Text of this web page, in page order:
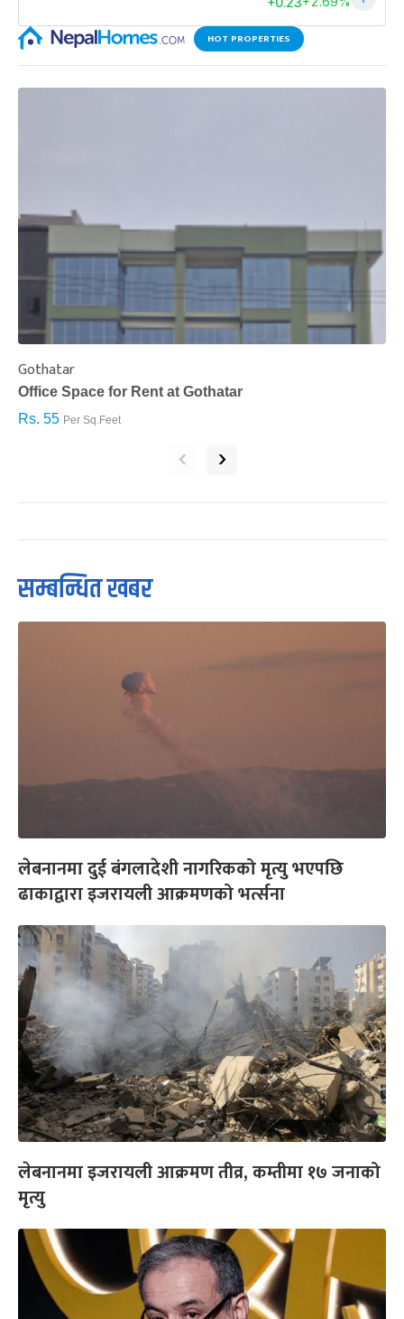
HOT PROPERTIES
Gothatar
Office Space for Rent at Gothatar
Rs. 55 Per Sq.Feet
‹ ›
सम्बन्धित खबर
लेबनानमा दुई बंगलादेशी नागरिकको मृत्यु भएपछि
ढाकाद्वारा इजरायली आक्रमणको भर्त्सना
लेबनानमा इजरायली आक्रमण तीव्र, कम्तीमा १७ जनाको
मृत्यु